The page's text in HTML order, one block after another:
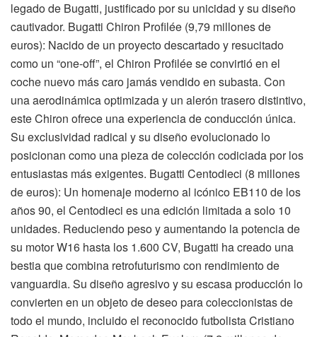
legado de Bugatti, justificado por su unicidad y su diseño
cautivador. Bugatti Chiron Profilée (9,79 millones de
euros): Nacido de un proyecto descartado y resucitado
como un “one-off”, el Chiron Profilée se convirtió en el
coche nuevo más caro jamás vendido en subasta. Con
una aerodinámica optimizada y un alerón trasero distintivo,
este Chiron ofrece una experiencia de conducción única.
Su exclusividad radical y su diseño evolucionado lo
posicionan como una pieza de colección codiciada por los
entusiastas más exigentes. Bugatti Centodieci (8 millones
de euros): Un homenaje moderno al icónico EB110 de los
años 90, el Centodieci es una edición limitada a solo 10
unidades. Reduciendo peso y aumentando la potencia de
su motor W16 hasta los 1.600 CV, Bugatti ha creado una
bestia que combina retrofuturismo con rendimiento de
vanguardia. Su diseño agresivo y su escasa producción lo
convierten en un objeto de deseo para coleccionistas de
todo el mundo, incluido el reconocido futbolista Cristiano